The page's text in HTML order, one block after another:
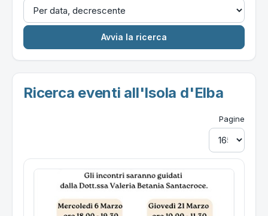
Ricerca eventi all'Isola d'Elba
Pagine